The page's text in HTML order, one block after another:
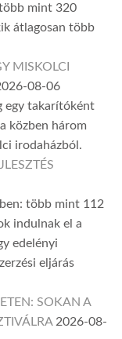
mint 320
átlagosan több
MISKOLCI
08-06
egy takarítóként
közben három
irodaházból.
több mint 112
indulnak el a
edelényi
eljárás
SOKAN A
2026-08-